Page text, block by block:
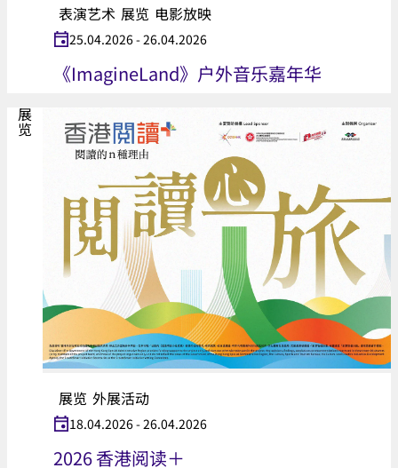
表演艺术 展览 电影放映
25.04.2026 - 26.04.2026
《ImagineLand》户外音乐嘉年华
展览
展览 外展活动
18.04.2026 - 26.04.2026
2026 香港阅读＋